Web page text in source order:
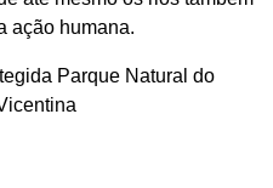
ação humana.
Parque Natural do